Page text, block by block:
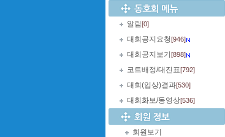
알림[0]
대회공지요청[946]
대회공지보기 [898]
코트배정/대진표[792]
대회(입상)결과[530]
대회화보/동영상[536]
회원보기